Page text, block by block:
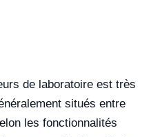
de laboratoire est très
situés entre
les fonctionnalités